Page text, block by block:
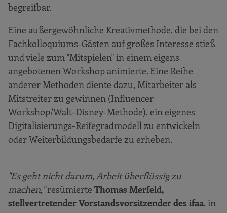
begreifbar.
Eine außergewöhnliche Kreativmethode, die bei den
Fachkolloquiums-Gästen auf großes Interesse stieß
und viele zum "Mitspielen" in einem eigens
angebotenen Workshop animierte. Eine Reihe
anderer Methoden diente dazu, Mitarbeiter als
Mitstreiter zu gewinnen (Influencer
Workshop/Walt-Disney-Methode), ein eigenes
Digitalisierungs-Reifegradmodell zu entwickeln
oder Weiterbildungsbedarfe zu erheben.
"Es geht nicht darum, Arbeit überflüssig zu
machen,"resümierte Thomas Merfeld,
stellvertretender Vorstandsvorsitzender des ifaa, in